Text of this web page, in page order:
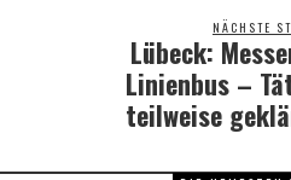
NÄCHSTE
Lübeck:
Linienbus –
teilweise